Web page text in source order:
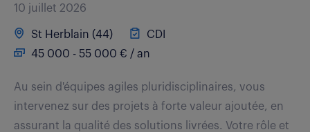
10 juillet 2026
St Herblain (44)
CDI
45 000 - 55 000 € / an
Au sein d'équipes agiles pluridisciplinaires, vous
intervenez sur des projets à forte valeur ajoutée, en
assurant la qualité des solutions livrées. Votre rôle et